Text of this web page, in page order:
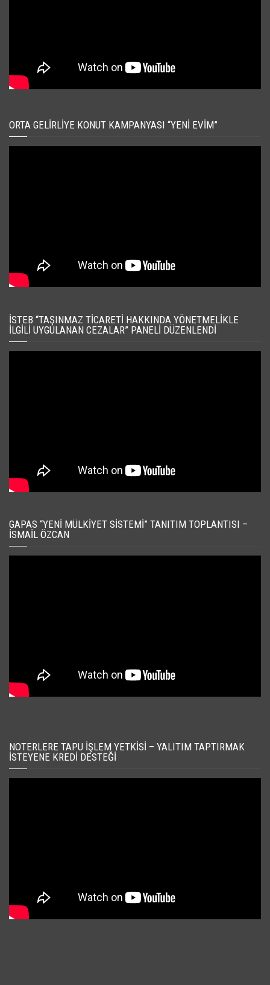
ORTA GELIRLIYE KONUT KAMPANYASI “YENI EVIM”
İSTEB “TAŞINMAZ TICARETI HAKKINDA YÖNETMELIKLE
İLGILI UYGULANAN CEZALAR” PANELI DÜZENLENDI
GAPAS “YENI MÜLKIYET SISTEMI” TANITIM TOPLANTISI –
İSMAIL ÖZCAN
NOTERLERE TAPU İŞLEM YETKISI – YALITIM TAPTIRMAK
İSTEYENE KREDI DESTEĞI